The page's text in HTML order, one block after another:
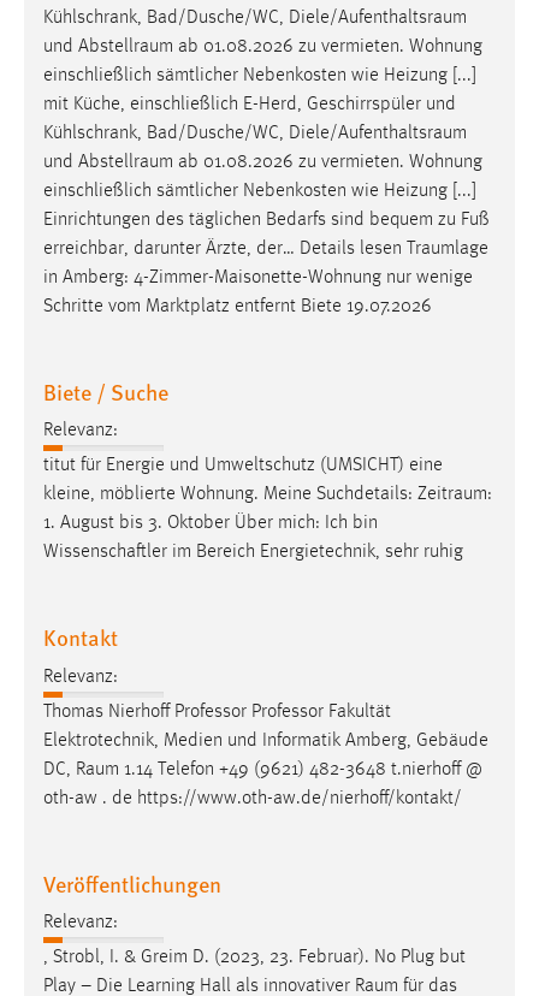
Kühlschrank, Bad/Dusche/WC, Diele/Aufenthaltsraum
und Abstellraum ab 01.08.2026 zu vermieten. Wohnung
einschließlich sämtlicher Nebenkosten wie Heizung [...]
mit Küche, einschließlich E-Herd, Geschirrspüler und
Kühlschrank, Bad/Dusche/WC, Diele/Aufenthaltsraum
und Abstellraum ab 01.08.2026 zu vermieten. Wohnung
einschließlich sämtlicher Nebenkosten wie Heizung [...]
Einrichtungen des täglichen Bedarfs sind bequem zu Fuß
erreichbar, darunter Ärzte, der… Details lesen
Traumlage
in Amberg: 4-Zimmer-Maisonette-Wohnung nur wenige
Schritte vom Marktplatz entfernt Biete 19.07.2026
Biete / Suche
Relevanz:
titut für Energie und Umweltschutz (UMSICHT) eine
kleine, möblierte Wohnung. Meine Suchdetails: Zeitraum:
1. August bis 3. Oktober Über mich: Ich bin
Wissenschaftler im Bereich Energietechnik, sehr ruhig
Kontakt
Relevanz:
Thomas Nierhoff Professor Professor Fakultät
Elektrotechnik, Medien und Informatik Amberg, Gebäude
DC, Raum 1.14 Telefon +49 (9621) 482-3648 t.nierhoff @
oth-aw . de https://www.oth-aw.de/nierhoff/kontakt/
Veröffentlichungen
Relevanz:
, Strobl, I. & Greim D. (2023, 23. Februar). No Plug but
Play – Die Learning Hall als innovativer Raum für das